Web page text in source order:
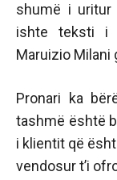
shumë i uritur
ishte teksti i
Maruizio Milani
Pronari ka
tashmë është
i klientit që
vendosur t’i